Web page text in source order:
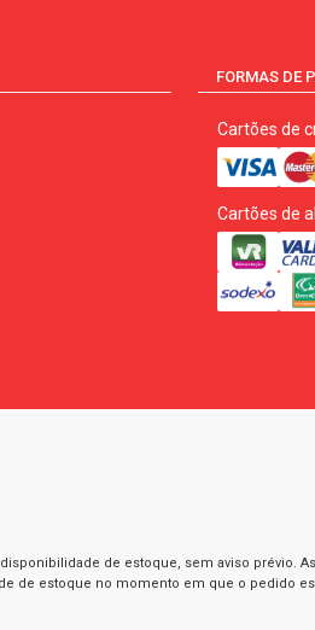
FORMAS DE
Cartões de
Cartões de
de estoque, sem aviso prévio.
estoque no momento em que o pedido